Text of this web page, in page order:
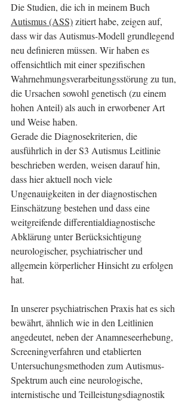
Die Studien, die ich in meinem Buch
Autismus (ASS) zitiert habe, zeigen auf,
dass wir das Autismus-Modell grundlegend
neu definieren müssen. Wir haben es
offensichtlich mit einer spezifischen
Wahrnehmungsverarbeitungsstörung zu tun,
die Ursachen sowohl genetisch (zu einem
hohen Anteil) als auch in erworbener Art
und Weise haben.
Gerade die Diagnosekriterien, die
ausführlich in der S3 Autismus Leitlinie
beschrieben werden, weisen darauf hin,
dass hier aktuell noch viele
Ungenauigkeiten in der diagnostischen
Einschätzung bestehen und dass eine
weitgreifende differentialdiagnostische
Abklärung unter Berücksichtigung
neurologischer, psychiatrischer und
allgemein körperlicher Hinsicht zu erfolgen
hat.
In unserer psychiatrischen Praxis hat es sich
bewährt, ähnlich wie in den Leitlinien
angedeutet, neben der Anamneseerhebung,
Screeningverfahren und etablierten
Untersuchungsmethoden zum Autismus-
Spektrum auch eine neurologische,
internistische und Teilleistungsdiagnostik